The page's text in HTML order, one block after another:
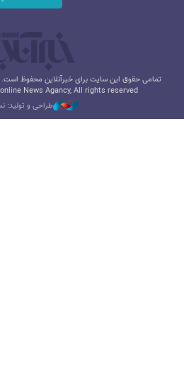
تمامی حقوق این سایت برای خبرآنلاین محفوظ است.
News Agancy, All rights reserved
طراحی و تولید: